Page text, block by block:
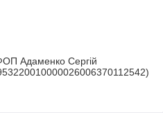
Адаменко Сергій